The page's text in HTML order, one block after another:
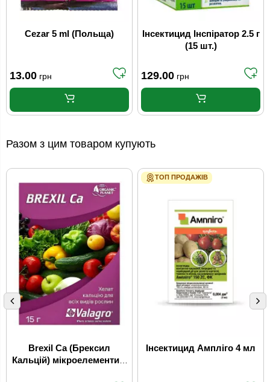
Cezar 5 ml (Польща)
13.00 грн
Інсектицид Інспіратор 2.5 г
(15 шт.)
129.00 грн
Разом з цим товаром купують
Brexil Ca (Брексил
Кальцій) мікроелементи в
ТОП ПРОДАЖІВ
Інсектицид Ампліго 4 мл